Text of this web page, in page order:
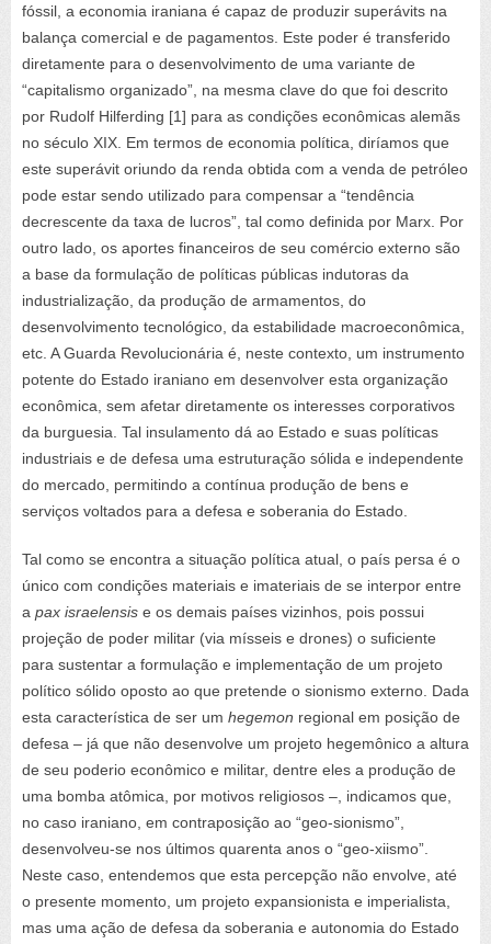
fóssil, a economia iraniana é capaz de produzir superávits na
balança comercial e de pagamentos. Este poder é transferido
diretamente para o desenvolvimento de uma variante de
“capitalismo organizado”, na mesma clave do que foi descrito
por Rudolf Hilferding [1] para as condições econômicas alemãs
no século XIX. Em termos de economia política, diríamos que
este superávit oriundo da renda obtida com a venda de petróleo
pode estar sendo utilizado para compensar a “tendência
decrescente da taxa de lucros”, tal como definida por Marx. Por
outro lado, os aportes financeiros de seu comércio externo são
a base da formulação de políticas públicas indutoras da
industrialização, da produção de armamentos, do
desenvolvimento tecnológico, da estabilidade macroeconômica,
etc. A Guarda Revolucionária é, neste contexto, um instrumento
potente do Estado iraniano em desenvolver esta organização
econômica, sem afetar diretamente os interesses corporativos
da burguesia. Tal insulamento dá ao Estado e suas políticas
industriais e de defesa uma estruturação sólida e independente
do mercado, permitindo a contínua produção de bens e
serviços voltados para a defesa e soberania do Estado.
Tal como se encontra a situação política atual, o país persa é o
único com condições materiais e imateriais de se interpor entre
a pax israelensis e os demais países vizinhos, pois possui
projeção de poder militar (via mísseis e drones) o suficiente
para sustentar a formulação e implementação de um projeto
político sólido oposto ao que pretende o sionismo externo. Dada
esta característica de ser um hegemon regional em posição de
defesa – já que não desenvolve um projeto hegemônico a altura
de seu poderio econômico e militar, dentre eles a produção de
uma bomba atômica, por motivos religiosos –, indicamos que,
no caso iraniano, em contraposição ao “geo-sionismo”,
desenvolveu-se nos últimos quarenta anos o “geo-xiismo”.
Neste caso, entendemos que esta percepção não envolve, até
o presente momento, um projeto expansionista e imperialista,
mas uma ação de defesa da soberania e autonomia do Estado